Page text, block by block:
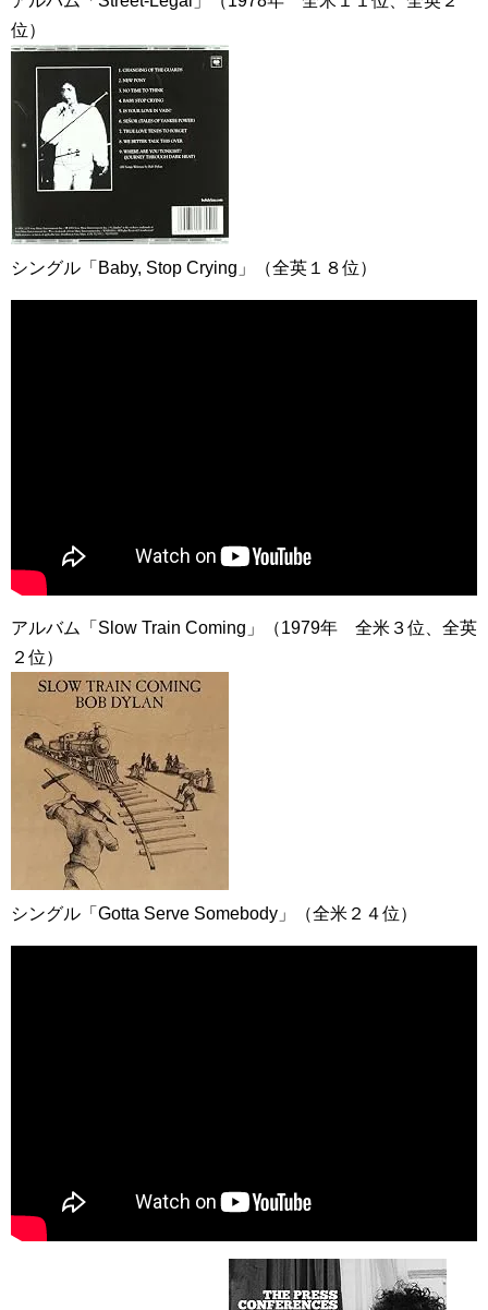
位）
シングル「Baby, Stop Crying」（全英１８位）
アルバム「Slow Train Coming」（1979年 全米３位、全英
２位）
シングル「Gotta Serve Somebody」（全米２４位）